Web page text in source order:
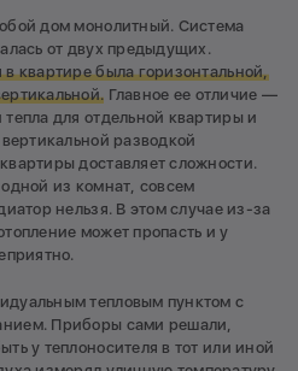
дом монолитный. Система
от двух предыдущих.
квартире была горизонтальной,
Главное ее отличие —
для отдельной квартиры и
разводкой
доставляет сложности.
из комнат, совсем
нельзя. В этом случае из-за
может пропасть и у
тепловым пунктом с
Приборы сами решали,
у теплоносителя в тот или иной